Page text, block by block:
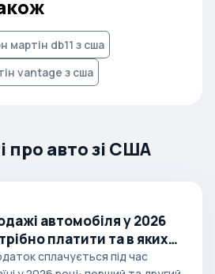
мартін db11 з сша
vantage з сша
про авто зі США
автомобіля у 2026
платити та в яких
сплачується під час